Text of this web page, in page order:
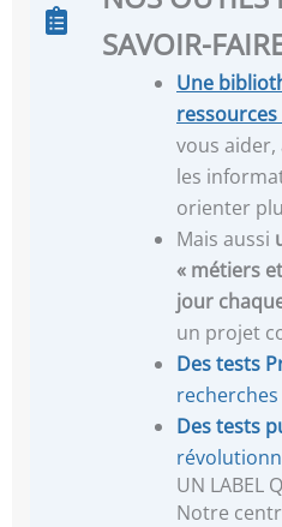
SAVOIR-
Une
vous
les
orienter
Mais aussi
« métiers
jour
un projet
Des tests
Des tests
UN LABEL
Notre